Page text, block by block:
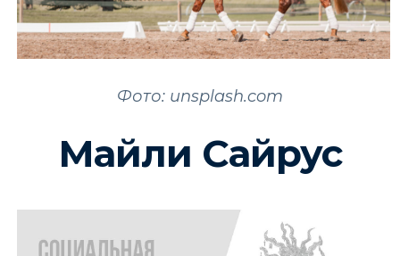
Фото: unsplash.com
Майли Сайрус